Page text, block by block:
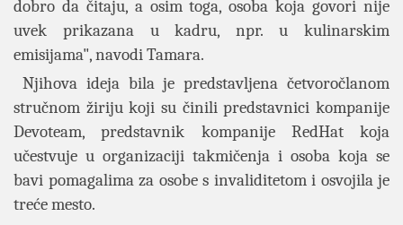
dobro da čitaju, a osim toga, osoba koja govori nije
uvek prikazana u kadru, npr. u kulinarskim
emisijama", navodi Tamara.
Njihova ideja bila je predstavljena četvoročlanom
stručnom žiriju koji su činili predstavnici kompanije
Devoteam, predstavnik kompanije RedHat koja
učestvuje u organizaciji takmičenja i osoba koja se
bavi pomagalima za osobe s invaliditetom i osvojila je
treće mesto.